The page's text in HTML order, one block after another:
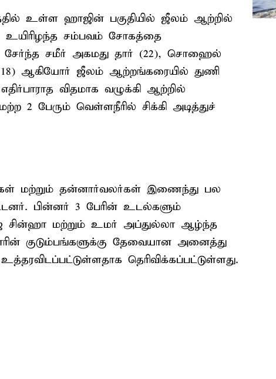
உள்ள ஹாஜின் பகுதியில் ஜீலம் ஆற்றில்
உயிரிழந்த சம்பவம் சோகத்தை
சேர்ந்த சமீர் அகமது தார் (22), சொஹைல்
ஆகியோர் ஜீலம் ஆற்றங்கரையில் துணி
விதமாக வழுக்கி ஆற்றில்
2 பேரும் வெள்ளநீரில் சிக்கி அடித்துச்
மற்றும் தன்னார்வலர்கள் இணைந்து பல
பின்னர் 3 பேரின் உடல்களும்
சின்ஹா மற்றும் உமர் அப்துல்லா ஆழ்ந்த
குடும்பங்களுக்கு தேவையான அனைத்து
தெரிவிக்கப்பட்டுள்ளது.